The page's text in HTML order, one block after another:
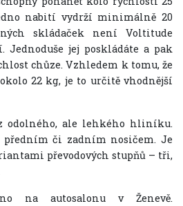
nabití vydrží minimálně 20
skládaček není Voltitude
Jednoduše jej poskládáte a pak
chůze. Vzhledem k tomu, že
22 kg, je to určitě vhodnější
odolného, ale lehkého hliníku.
předním či zadním nosičem. Je
převodových stupňů – tři,
na autosalonu v Ženevě.